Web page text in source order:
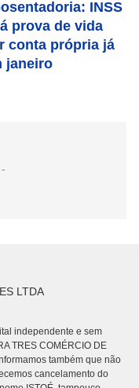
INSS
prova de vida
conta própria já
janeiro
LTDA
independente e sem
TRES COMÉRCIO DE
também que não
cancelamento do